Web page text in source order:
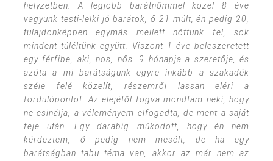
helyzetben. A legjobb barátnőmmel közel 8 éve
vagyunk testi-lelki jó barátok, ő 21 múlt, én pedig 20,
tulajdonképpen egymás mellett nőttünk fel, sok
mindent túléltünk együtt. Viszont 1 éve beleszeretett
egy férfibe, aki, nos, nős. 9 hónapja a szeretője, és
azóta a mi barátságunk egyre inkább a szakadék
széle felé közelít, részemről lassan eléri a
fordulópontot. Az elejétől fogva mondtam neki, hogy
ne csinálja, a véleményem elfogadta, de ment a saját
feje után. Egy darabig működött, hogy én nem
kérdeztem, ő pedig nem mesélt, de ha egy
barátságban tabu téma van, akkor az már nem az